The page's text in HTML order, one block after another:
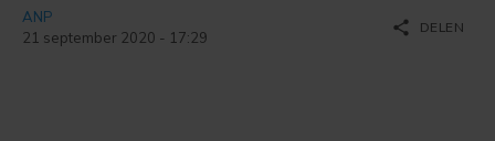
ANP
21 september 2020 - 17:29
share DELEN